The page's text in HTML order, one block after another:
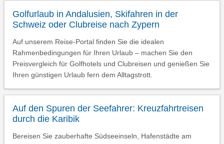
Golfurlaub in Andalusien, Skifahren in der
Schweiz oder Clubreise nach Zypern
Auf unserem Reise-Portal finden Sie die idealen
Rahmenbedingungen für Ihren Urlaub – machen Sie den
Preisvergleich für Golfhotels und Clubreisen und genießen Sie
Ihren günstigen Urlaub fern dem Alltagstrott.
Auf den Spuren der Seefahrer: Kreuzfahrtreisen
durch die Karibik
Bereisen Sie zauberhafte Südseeinseln, Hafenstädte am